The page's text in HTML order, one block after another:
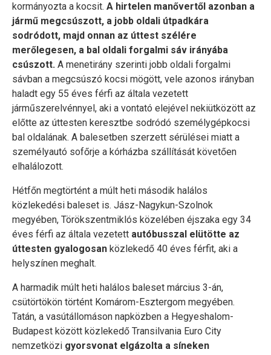
kormányozta a kocsit. A hirtelen manővertől azonban a
jármű megcsúszott, a jobb oldali útpadkára
sodródott, majd onnan az úttest szélére
merőlegesen, a bal oldali forgalmi sáv irányába
csúszott. A menetirány szerinti jobb oldali forgalmi
sávban a megcsúszó kocsi mögött, vele azonos irányban
haladt egy 55 éves férfi az általa vezetett
járműszerelvénnyel, aki a vontató elejével nekiütközött az
előtte az úttesten keresztbe sodródó személygépkocsi
bal oldalának. A balesetben szerzett sérülései miatt a
személyautó sofőrje a kórházba szállítását követően
elhalálozott.
Hétfőn megtörtént a múlt heti második halálos
közlekedési baleset is. Jász-Nagykun-Szolnok
megyében, Törökszentmiklós közelében éjszaka egy 34
éves férfi az általa vezetett autóbusszal elütötte az
úttesten gyalogosan közlekedő 40 éves férfit, aki a
helyszínen meghalt.
A harmadik múlt heti halálos baleset március 3-án,
csütörtökön történt Komárom-Esztergom megyében.
Tatán, a vasútállomáson napközben a Hegyeshalom-
Budapest között közlekedő Transilvania Euro City
nemzetközi gyorsvonat elgázolta a síneken